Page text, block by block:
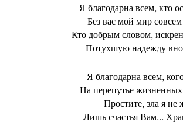
Я благодарна всем, кто
Без вас мой мир
Кто добрым словом,
Потухшую надежду
Я благодарна всем,
На перепутье
Простите, зла я не
Лишь счастья Вам...